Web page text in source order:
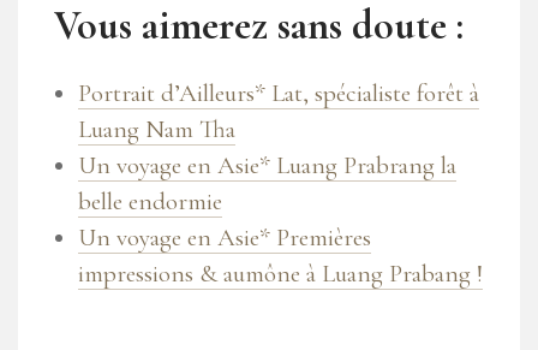
Vous aimerez sans doute :
Portrait d’Ailleurs* Lat, spécialiste forêt à
Luang Nam Tha
Un voyage en Asie* Luang Prabrang la
belle endormie
Un voyage en Asie* Premières
impressions & aumône à Luang Prabang !